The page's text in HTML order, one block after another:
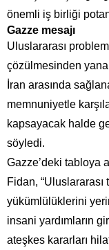
önemli iş birliği
Gazze mesajı
Uluslararası
çözülmesinden
İran arasında
memnuniyetle
kapsayacak halde
söyledi.
Gazze’deki tabloya
Fidan, “Uluslararası
yükümlülüklerini
insani yardımların
ateşkes kararları